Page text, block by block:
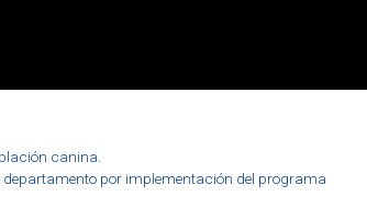
canina.
departamento por implementación del programa